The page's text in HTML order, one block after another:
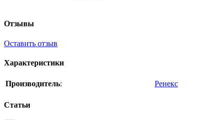
Отзывы
Оставить отзыв
Характеристики
Производитель: Ренекс
Статьи